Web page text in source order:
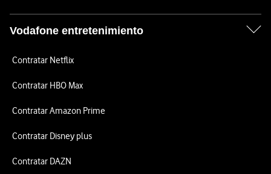
Vodafone entretenimiento
Contratar Netflix
Contratar HBO Max
Contratar Amazon Prime
Contratar Disney plus
Contratar DAZN